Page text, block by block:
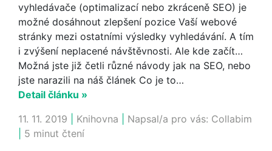
vyhledávače (optimalizací nebo zkráceně SEO) je
možné dosáhnout zlepšení pozice Vaší webové
stránky mezi ostatními výsledky vyhledávání. A tím
i zvýšení neplacené návštěvnosti. Ale kde začít…
Možná jste již četli různé návody jak na SEO, nebo
jste narazili na náš článek Co je to…
Detail článku »
11. 11. 2019
Knihovna Napsal/a pro vás: Collabim
5 minut čtení